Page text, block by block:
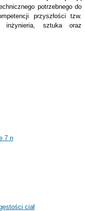
potrzebnego do
przyszłości tzw.
inżynieria, sztuka oraz
7 n
ciał